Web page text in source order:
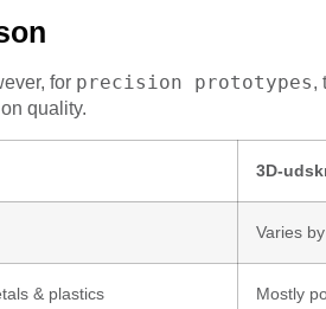
for precision prototypes,
quality.
3D-
Varies
& plastics Mostly